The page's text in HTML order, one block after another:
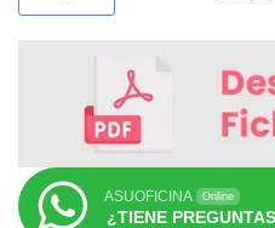
ASUOFICINA Online
¿TIENE